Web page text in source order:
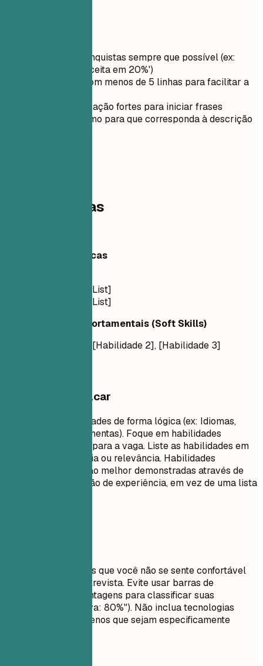
Quantifique conquistas sempre que possível (ex:
'Aumentei a receita em 20%')
Mantenha-o com menos de 5 linhas para facilitar a
Use verbos de ação fortes para iniciar frases
Adapte o resumo para que corresponda à descrição
Competências
Habilidades Técnicas
Frameworks: [List]
Ferramentas: [List]
Habilidades Comportamentais (Soft Skills)
[Habilidade 1], [Habilidade 2], [Habilidade 3]
O que vale destacar
Agrupe suas habilidades de forma lógica (ex: Idiomas,
Frameworks, Ferramentas). Foque em habilidades
técnicas relevantes para a vaga. Liste as habilidades em
ordem de proficiência ou relevância. Habilidades
comportamentais são melhor demonstradas através de
bullet points na seção de experiência, em vez de uma lista
Não liste habilidades que você não se sente confortável
em usar em uma entrevista. Evite usar barras de
progresso ou porcentagens para classificar suas
habilidades (ex: "Java: 80%"). Não inclua tecnologias
desatualizadas, a menos que sejam especificamente